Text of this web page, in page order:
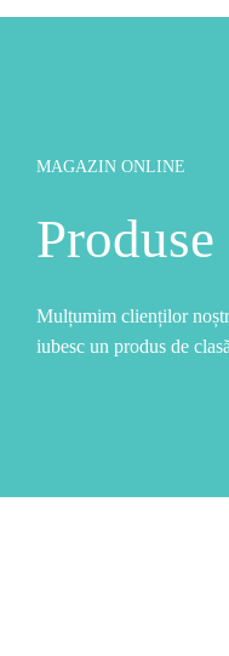
MAGAZIN ONLINE
Produse
Mulțumim clienților
iubesc un produs de